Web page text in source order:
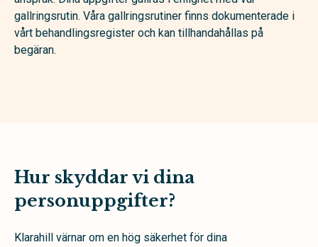
gallringsrutin. Våra gallringsrutiner finns dokumenterade i
vårt behandlingsregister och kan tillhandahållas på
begäran.
Hur skyddar vi dina
personuppgifter?
Klarahill värnar om en hög säkerhet för dina